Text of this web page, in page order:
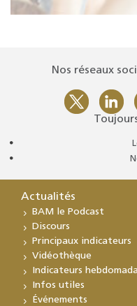
Nos réseaux
Actualités
BAM le Podcast
Discours
Principaux indicateurs
Vidéothèque
Indicateurs
Infos utiles
Événements